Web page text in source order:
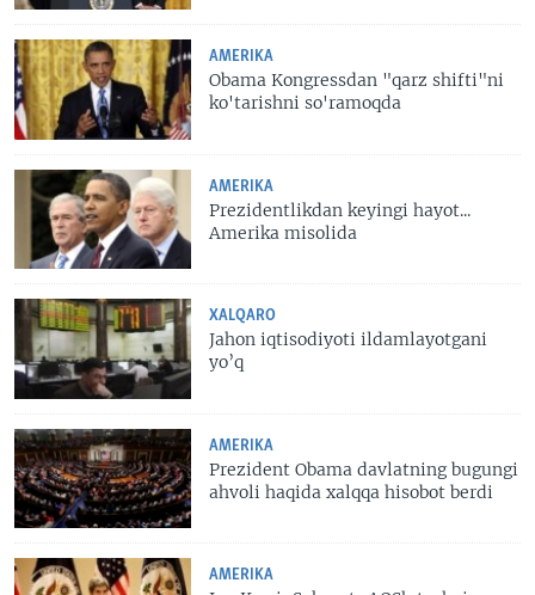
AMERIKA
Obama Kongressdan "qarz shifti"ni
ko'tarishni so'ramoqda
AMERIKA
Prezidentlikdan keyingi hayot...
Amerika misolida
XALQARO
Jahon iqtisodiyoti ildamlayotgani
yo’q
AMERIKA
Prezident Obama davlatning bugungi
ahvoli haqida xalqqa hisobot berdi
AMERIKA